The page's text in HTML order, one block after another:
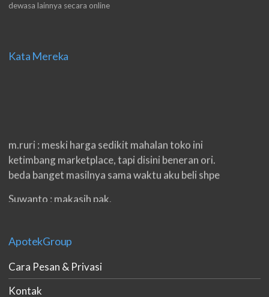
dewasa lainnya secara online
Kata Mereka
m.ruri : meski harga sedikit mahalan toko ini
ketimbang marketplace, tapi disini beneran ori.
beda banget masilnya sama waktu aku beli shpe
Suwanto : makasih pak.
double. beneran sama sekali tidak ada nama
produknya. tetep jaga kualitas ya gan.
eko padang : ko brang udh sampek, kan bru 2 hri
gan. cpet bgt
ApotekGroup
Cara Pesan & Privasi
Kontak